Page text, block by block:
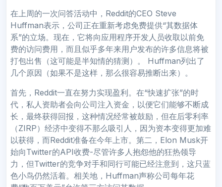
在上周的一次问答活动中，Reddit的CEO Steve
Huffman表示，公司正在重新考虑免费提供“其数据体
系”的立场。现在，它将向应用程序开发人员收取以前免
费的访问费用，而且似乎多年来用户发布的许多信息将被
打包出售（这可能是半知情的猜测）。 Huffman列出了
几个原因（如果不是这样，那么很容易推断出来）。
首先，Reddit一直在努力实现盈利。在“快速扩张”的时
代，私人资助者会向公司注入资金，以便它们能够不断成
长，最终获得回报，这种情况经常被鼓励，但在后零利率
（ZIRP）经济中变得不那么吸引人，因为资本变得更加难
以获得，而Reddit准备在今年上市。第二，Elon Musk开
始向Twitter的API收费-尽管许多人抱怨他的狂热领导
力，但Twitter的竞争对手和同行可能已经注意到，这只蓝
色小鸟仍然活着。相关地，Huffman声称公司每年花